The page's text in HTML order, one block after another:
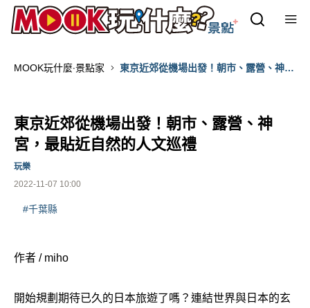
MOOK玩什麼‧景點家
東京近郊從機場出發！朝市、露營、神
東京近郊從機場出發！朝市、露營、神
宮，最貼近自然的人文巡禮
2022-11-07 10:00
玩樂
#千葉縣
作者 / miho
開始規劃期待已久的日本旅遊了嗎？連結世界與日本的玄